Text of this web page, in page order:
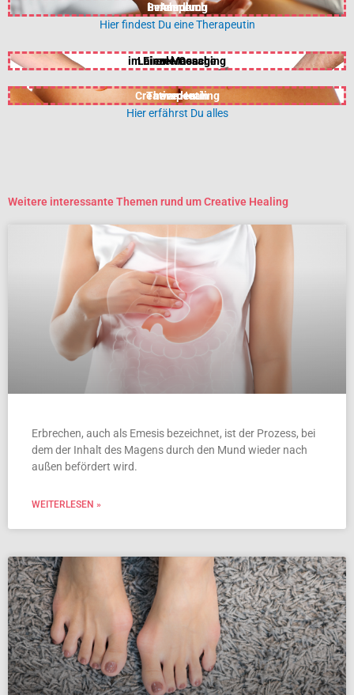
Behandlung
in Anspruch
nehmen
Hier findest Du eine Therapeutin
Laien-Massage
im Einzel-Coaching
erlernen
Creative Healing
Therapeutin
werden
Hier erfährst Du alles
Weitere interessante Themen rund um Creative Healing
Erbrechen, auch als Emesis bezeichnet, ist der Prozess, bei
dem der Inhalt des Magens durch den Mund wieder nach
außen befördert wird.
WEITERLESEN »